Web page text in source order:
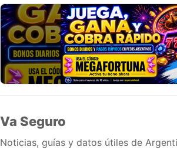
Va Seguro
Noticias, guías y datos útiles de